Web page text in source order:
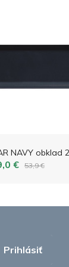
€ 53,9 €
Prihlásiť